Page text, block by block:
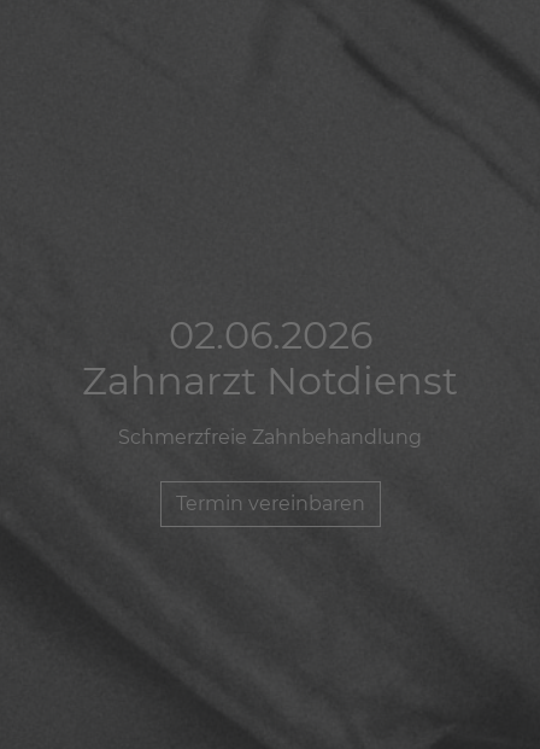
02.06.2026
Zahnarzt Notdienst
Schmerzfreie Zahnbehandlung
Termin vereinbaren
02.06.2026
Zahnarzt Notdienst
Schmerzfreie Zahnbehandlung
Termin vereinbaren
02.06.2026
Zahnarzt Notdienst
Schmerzfreie Zahnbehandlung
Termin vereinbaren